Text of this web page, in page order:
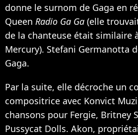
donne le surnom de Gaga en
Queen Radio Ga Ga (elle
de la chanteuse était similaire
Mercury). Stefani Germanotta
Gaga.
Par la suite, elle décroche un
compositrice avec Konvict
chansons pour Fergie, Britney
Pussycat Dolls. Akon,